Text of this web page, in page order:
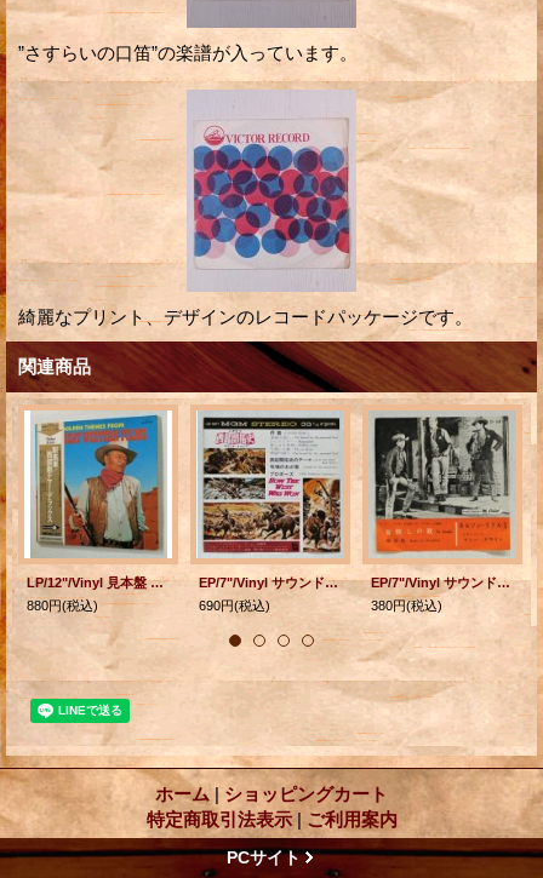
”さすらいの口笛”の楽譜が入っています。
綺麗なプリント、デザインのレコードパッケージです。
関連商品
LP/12"/Vinyl 見本盤 駅馬車/西部劇テーマ・デラックス ユニバーサル・スタジオ・オーケストラ (1971) MCA RECRDS 帯つき
880円(税込)
EP/7"/Vinyl サウンド・トラック シネラマ 西部開拓史 序曲 西部開拓史のテーマ 牧場のわが家 プロポーズ (1963) MGM
690円(税込)
EP/7"/Vinyl サウンド・トラック 映画「リオ・ブラボー」 皆殺しの歌 極楽鳥 ネルソン・リドル楽団 トランペット：マニー・クライン (1959) Capitol
380円(税込)
ホーム | ショッピングカート
特定商取引法表示 | ご利用案内
PCサイト